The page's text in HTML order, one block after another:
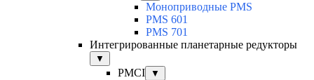
Моноприводные PMS
PMS 601
PMS 701
Интегрированные планетарные редукторы
▼
PMCI ▼